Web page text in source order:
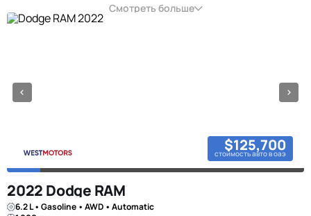
Смотреть больше
$125,700
стоимость авто в оаэ
2022 Dodge RAM
6.2 L • Gasoline • AWD • Automatic